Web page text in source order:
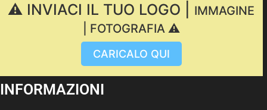
⚠️ INVIACI IL TUO LOGO |
IMMAGINE
| FOTOGRAFIA ⚠️
CARICALO QUI
INFORMAZIONI